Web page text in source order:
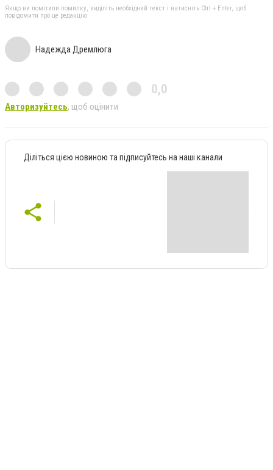
Якщо ви помітили помилку, виділіть необхідний текст і натисніть Ctrl + Enter, щоб
повідомити про це редакцію
Надежда Дремлюга
0,0
Авторизуйтесь, щоб оцінити
Діліться цією новиною та підписуйтесь на наші канали